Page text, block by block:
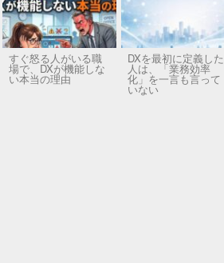
すぐ怒る人がいる職
場で、DXが機能しな
い本当の理由
DXを最初に定義した
人は、「業務効率
化」を一言も言って
いない